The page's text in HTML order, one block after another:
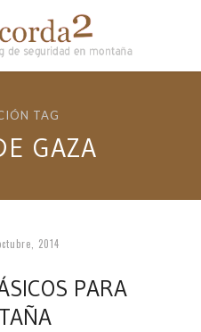
TAG
GAZA
2014
PARA